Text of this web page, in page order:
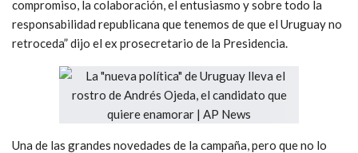
compromiso, la colaboración, el entusiasmo y sobre todo la
responsabilidad republicana que tenemos de que el Uruguay no
retroceda” dijo el ex prosecretario de la Presidencia.
Una de las grandes novedades de la campaña, pero que no lo